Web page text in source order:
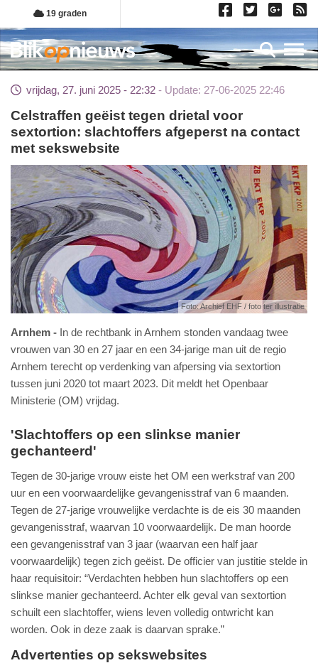
Overslaan
en
naar
de
gaan
19 graden
vrijdag, 27. juni 2025 - 22:32 Update: 27-06-2025 22:46
Celstraffen geëist tegen drietal voor
sextortion: slachtoffers afgeperst na contact
met sekswebsite
Foto: Archief EHF / foto ter illustratie
Arnhem
In de rechtbank in Arnhem stonden vandaag twee
vrouwen van 30 en 27 jaar en een 34-jarige man uit de regio
Arnhem terecht op verdenking van afpersing via sextortion
tussen juni 2020 tot maart 2023. Dit meldt het Openbaar
Ministerie (OM) vrijdag.
'Slachtoffers op een slinkse manier
gechanteerd'
Tegen de 30-jarige vrouw eiste het OM een werkstraf van 200
uur en een voorwaardelijke gevangenisstraf van 6 maanden.
Tegen de 27-jarige vrouwelijke verdachte is de eis 30 maanden
gevangenisstraf, waarvan 10 voorwaardelijk. De man hoorde
een gevangenisstraf van 3 jaar (waarvan een half jaar
voorwaardelijk) tegen zich geëist. De officier van justitie stelde in
haar requisitoir: “Verdachten hebben hun slachtoffers op een
slinkse manier gechanteerd. Achter elk geval van sextortion
schuilt een slachtoffer, wiens leven volledig ontwricht kan
worden. Ook in deze zaak is daarvan sprake.”
Advertenties op sekswebsites